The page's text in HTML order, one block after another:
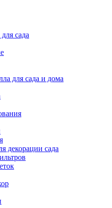
сада
для сада и дома
декорации сада